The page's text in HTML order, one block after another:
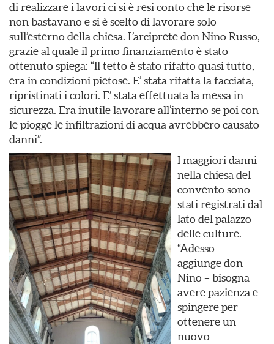
di realizzare i lavori ci si è resi conto che le risorse
non bastavano e si è scelto di lavorare solo
sull’esterno della chiesa. L’arciprete don Nino Russo,
grazie al quale il primo finanziamento è stato
ottenuto spiega: “Il tetto è stato rifatto quasi tutto,
era in condizioni pietose. E’ stata rifatta la facciata,
ripristinati i colori. E’ stata effettuata la messa in
sicurezza. Era inutile lavorare all’interno se poi con
le piogge le infiltrazioni di acqua avrebbero causato
danni”.
I maggiori danni
nella chiesa del
convento sono
stati registrati dal
lato del palazzo
delle culture.
“Adesso –
aggiunge don
Nino – bisogna
avere pazienza e
spingere per
ottenere un
nuovo